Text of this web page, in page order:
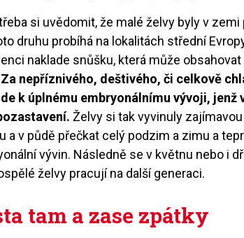
si uvědomit, že malé želvy byly v
druhu probíhá na lokalitách střední
naklade snůšku, která může
Za nepříznivého, deštivého, či celkově
k úplnému embryonálnímu vývoji,
Želvy si tak vyvinuly
a v půdě přečkat celý podzim a zimu a
vývin. Následně se v květnu nebo i
želvy pracují na další generaci.
tam a zase zpátky